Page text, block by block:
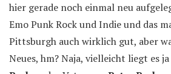
hier gerade noch einmal neu
Emo Punk Rock und Indie und das
Pittsburgh auch wirklich gut, aber
Neues, hm? Naja, vielleicht liegt es